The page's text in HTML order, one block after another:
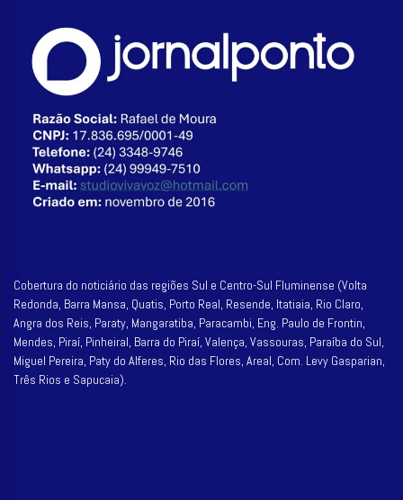
Cobertura do noticiário das regiões Sul e Centro-Sul Fluminense (Volta
Redonda, Barra Mansa, Quatis, Porto Real, Resende, Itatiaia, Rio Claro,
Angra dos Reis, Paraty, Mangaratiba, Paracambi, Eng. Paulo de Frontin,
Mendes, Piraí, Pinheiral, Barra do Piraí, Valença, Vassouras, Paraíba do Sul,
Miguel Pereira, Paty do Alferes, Rio das Flores, Areal, Com. Levy Gasparian,
Três Rios e Sapucaia).